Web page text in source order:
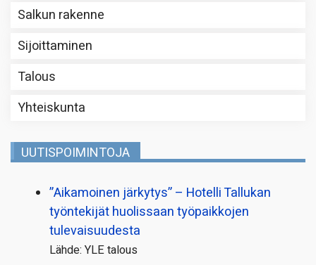
Salkun rakenne
Sijoittaminen
Talous
Yhteiskunta
UUTISPOIMINTOJA
”Aikamoinen järkytys” – Hotelli Tallukan
työntekijät huolissaan työpaikkojen
tulevaisuudesta
Lähde: YLE talous